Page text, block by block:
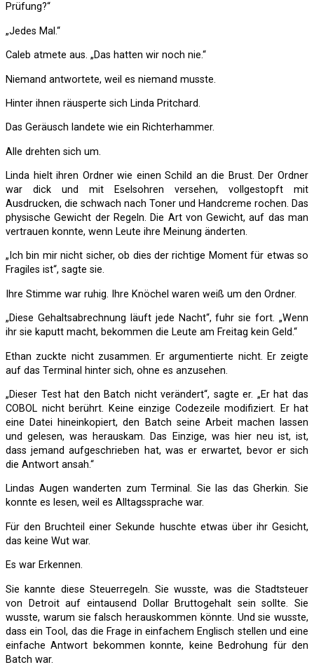
Prüfung?“
„Jedes Mal.“
Caleb atmete aus. „Das hatten wir noch nie.“
Niemand antwortete, weil es niemand musste.
Hinter ihnen räusperte sich Linda Pritchard.
Das Geräusch landete wie ein Richterhammer.
Alle drehten sich um.
Linda hielt ihren Ordner wie einen Schild an die Brust. Der Ordner
war dick und mit Eselsohren versehen, vollgestopft mit
Ausdrucken, die schwach nach Toner und Handcreme rochen. Das
physische Gewicht der Regeln. Die Art von Gewicht, auf das man
vertrauen konnte, wenn Leute ihre Meinung änderten.
„Ich bin mir nicht sicher, ob dies der richtige Moment für etwas so
Fragiles ist“, sagte sie.
Ihre Stimme war ruhig. Ihre Knöchel waren weiß um den Ordner.
„Diese Gehaltsabrechnung läuft jede Nacht“, fuhr sie fort. „Wenn
ihr sie kaputt macht, bekommen die Leute am Freitag kein Geld.“
Ethan zuckte nicht zusammen. Er argumentierte nicht. Er zeigte
auf das Terminal hinter sich, ohne es anzusehen.
„Dieser Test hat den Batch nicht verändert“, sagte er. „Er hat das
COBOL nicht berührt. Keine einzige Codezeile modifiziert. Er hat
eine Datei hineinkopiert, den Batch seine Arbeit machen lassen
und gelesen, was herauskam. Das Einzige, was hier neu ist, ist,
dass jemand aufgeschrieben hat, was er erwartet, bevor er sich
die Antwort ansah.“
Lindas Augen wanderten zum Terminal. Sie las das Gherkin. Sie
konnte es lesen, weil es Alltagssprache war.
Für den Bruchteil einer Sekunde huschte etwas über ihr Gesicht,
das keine Wut war.
Es war Erkennen.
Sie kannte diese Steuerregeln. Sie wusste, was die Stadtsteuer
von Detroit auf eintausend Dollar Bruttogehalt sein sollte. Sie
wusste, warum sie falsch herauskommen könnte. Und sie wusste,
dass ein Tool, das die Frage in einfachem Englisch stellen und eine
einfache Antwort bekommen konnte, keine Bedrohung für den
Batch war.